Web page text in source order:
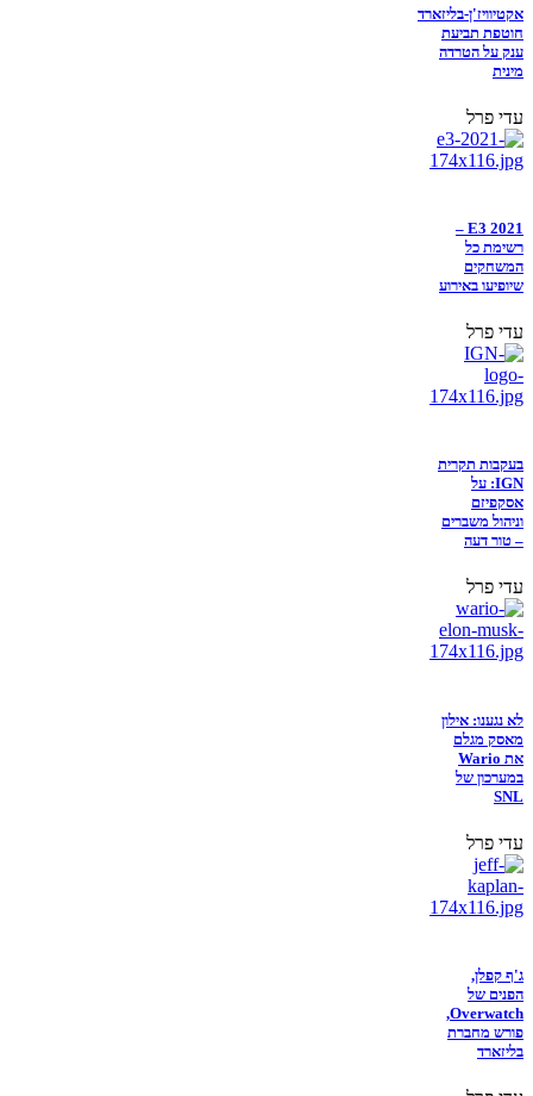
אקטיוויז'ן-בליזארד
חוטפת תביעת
ענק על הטרדה
מינית
עדי פרל
E3 2021 –
רשימת כל
המשחקים
שיופיעו באירוע
עדי פרל
בעקבות תקרית
IGN: על
אסקפיזם
וניהול משברים
– טור דעה
עדי פרל
לא נגענו: אילון
מאסק מגלם
את Wario
במערכון של
SNL
עדי פרל
ג'ף קפלן,
הפנים של
Overwatch,
פורש מחברת
בליזארד